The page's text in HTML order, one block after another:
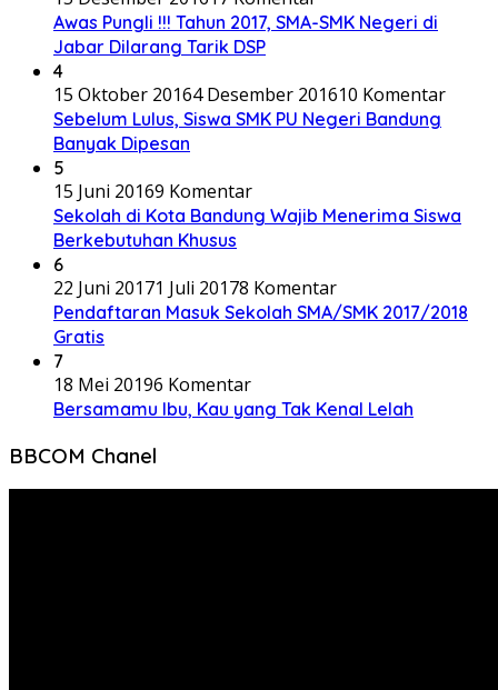
Awas Pungli !!! Tahun 2017, SMA-SMK Negeri di
Jabar Dilarang Tarik DSP
4
15 Oktober 20164 Desember 201610 Komentar
Sebelum Lulus, Siswa SMK PU Negeri Bandung
Banyak Dipesan
5
15 Juni 20169 Komentar
Sekolah di Kota Bandung Wajib Menerima Siswa
Berkebutuhan Khusus
6
22 Juni 20171 Juli 20178 Komentar
Pendaftaran Masuk Sekolah SMA/SMK 2017/2018
Gratis
7
18 Mei 20196 Komentar
Bersamamu Ibu, Kau yang Tak Kenal Lelah
BBCOM Chanel